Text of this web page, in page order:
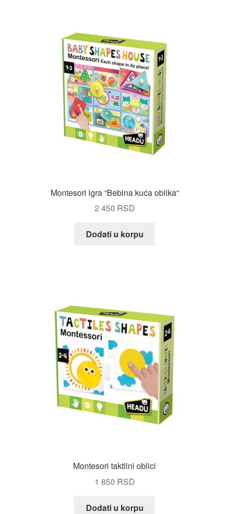
Montesori igra “Bebina kuća oblika“
2 450 RSD
Dodati u korpu
Montesori taktilni oblici
1 850 RSD
Dodati u korpu